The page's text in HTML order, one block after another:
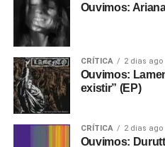
Ouvimos:
CRÍTICA 2 dias ago
Ouvimos:
existir” (EP)
CRÍTICA 2 dias ago
Ouvimos: